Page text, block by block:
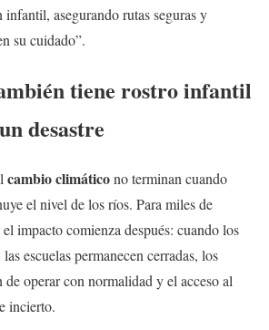
asegurando rutas seguras y
su cuidado”.
tiene rostro infantil
desastre
cambio climáticono terminan cuando
el nivel de los ríos. Para miles de
impacto comienza después: cuando los
escuelas permanecen cerradas, los
de operar con normalidad y el acceso al
incierto.